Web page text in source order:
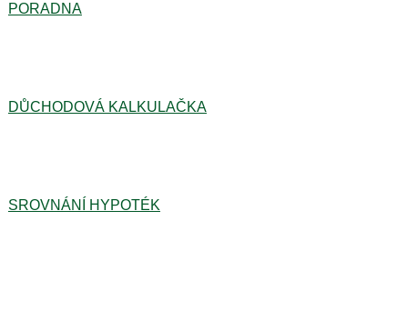
PORADNA
DŮCHODOVÁ KALKULAČKA
SROVNÁNÍ HYPOTÉK